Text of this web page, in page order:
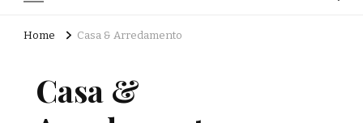
Home Casa & Arredamento
Casa &